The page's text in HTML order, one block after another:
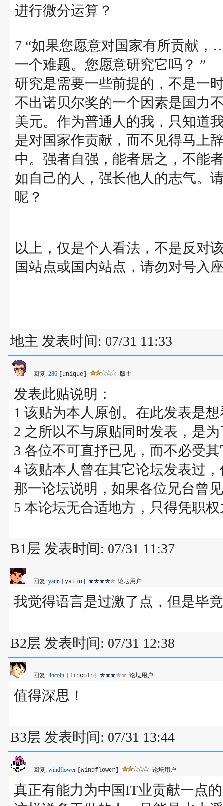
进行微分运算？
7 “如果您愿意对国家有所贡献
一个难题。您愿意研究它吗？ ”
研究是需要一些前提的，不是一
不出诺贝尔奖的一个因素是国力
美元。作为普通人的我，只知道
是对国家作贡献，而不见得马上
中。强者自强，能者居之，不能
如自己的人，强长他人的志气。
呢？
以上，仅是个人看法，不是反对
国站点或国内站点，请勿对号入
地主 发表时间: 07/31 11:33
回复: 286 [unique] 版主
发表此贴说明：
1 该贴为本人原创。在此发表是
2 之所以不与原贴同时发表，是
3 各位不可直抒已见，而不必受
4 该贴本人曾在其它论坛发表过
那一论坛说明，如果各位兄台曾
5 本论坛无合适地方，只得凭职
B1层 发表时间: 07/31 11:37
回复: yatin [yatin] 论坛用户
我觉得语言是过激了点，但是毕
B2层 发表时间: 07/31 12:38
回复: lincoln [lincoln] 论坛用户
值得深思！
B3层 发表时间: 07/31 13:44
回复: windflower [windflower] 论坛用户
真正有能力为中国IT业贡献一点